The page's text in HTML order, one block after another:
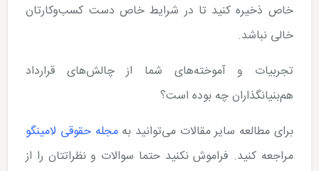
خاص ذخیره کنید تا در شرایط خاص دست کسب‌وکارتان
خالی نباشد.
تجربیات و آموخته‌های شما از چالش‌های قرارداد
هم‌بنیانگذاران چه بوده است؟
برای مطالعه سایر مقالات می‌توانید بهمجله حقوقی لامینگو
مراجعه کنید. فراموش نکنید حتما سوالات و نظراتتان را از